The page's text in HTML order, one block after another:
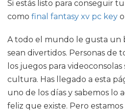
Si estás listo para conseguir tu
como final fantasy xv pc key o
A todo el mundo le gusta un
sean divertidos. Personas de
los juegos para
cultura. Has llegado a esta
uno de los días y sabemos lo
feliz que existe. Pero